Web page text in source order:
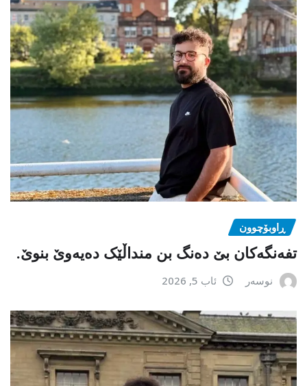
ڕاوبۆچوون
تفەنگەکان بێ دەنگ بن منداڵێک دەیەوێ بنوێ.
نوسەر ئاب 5, 2026